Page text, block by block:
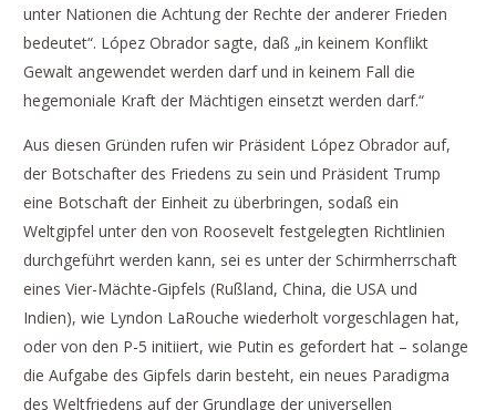
unter Nationen die Achtung der Rechte der anderer Frieden
bedeutet“. López Obrador sagte, daß „in keinem Konflikt
Gewalt angewendet werden darf und in keinem Fall die
hegemoniale Kraft der Mächtigen einsetzt werden darf.“
Aus diesen Gründen rufen wir Präsident López Obrador auf,
der Botschafter des Friedens zu sein und Präsident Trump
eine Botschaft der Einheit zu überbringen, sodaß ein
Weltgipfel unter den von Roosevelt festgelegten Richtlinien
durchgeführt werden kann, sei es unter der Schirmherrschaft
eines Vier-Mächte-Gipfels (Rußland, China, die USA und
Indien), wie Lyndon LaRouche wiederholt vorgeschlagen hat,
oder von den P-5 initiiert, wie Putin es gefordert hat – solange
die Aufgabe des Gipfels darin besteht, ein neues Paradigma
des Weltfriedens auf der Grundlage der universellen